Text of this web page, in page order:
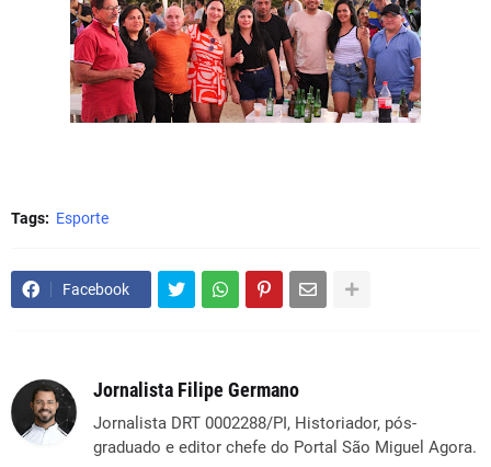
Tags: Esporte
Facebook
Jornalista Filipe Germano
Jornalista DRT 0002288/PI, Historiador, pós-
graduado e editor chefe do Portal São Miguel Agora.